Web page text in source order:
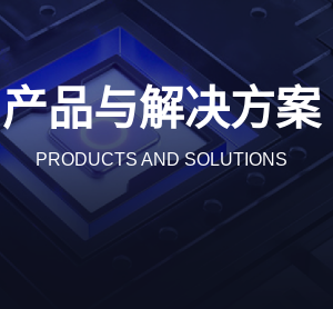
产品与解决方案
PRODUCTS AND SOLUTIONS